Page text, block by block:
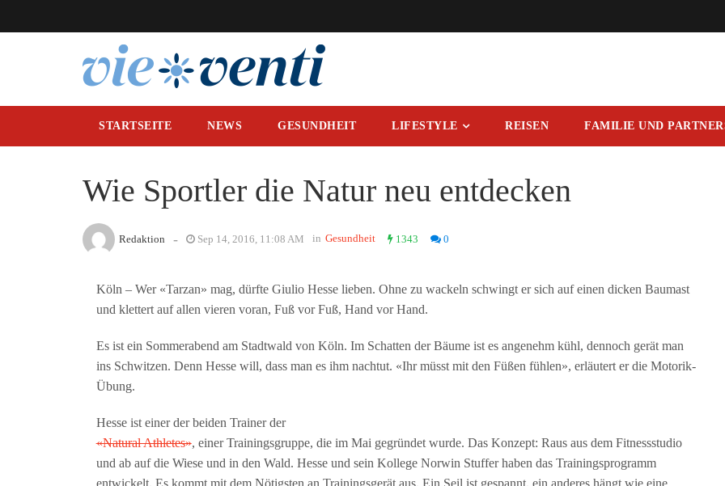
STARTSEITE NEWS GESUNDHEIT LIFESTYLE REISEN FAMILIE UND
Wie Sportler die Natur neu entdecken
Redaktion - Sep 14, 2016, 11:08 AM in Gesundheit 1343 0
Köln – Wer «Tarzan» mag, dürfte Giulio Hesse lieben. Ohne zu wackeln schwingt er sich auf einen dicken Baumast
und klettert auf allen vieren voran, Fuß vor Fuß, Hand vor Hand.
Es ist ein Sommerabend am Stadtwald von Köln. Im Schatten der Bäume ist es angenehm kühl, dennoch gerät man
ins Schwitzen. Denn Hesse will, dass man es ihm nachtut. «Ihr müsst mit den Füßen fühlen», erläutert er die Motorik-
Übung.
Hesse ist einer der beiden Trainer der
«Natural Athletes», einer Trainingsgruppe, die im Mai gegründet wurde. Das Konzept: Raus aus dem Fitnessstudio
und ab auf die Wiese und in den Wald. Hesse und sein Kollege Norwin Stuffer haben das Trainingsprogramm
entwickelt. Es kommt mit dem Nötigsten an Trainingsgerät aus. Ein Seil ist gespannt, ein anderes hängt wie eine